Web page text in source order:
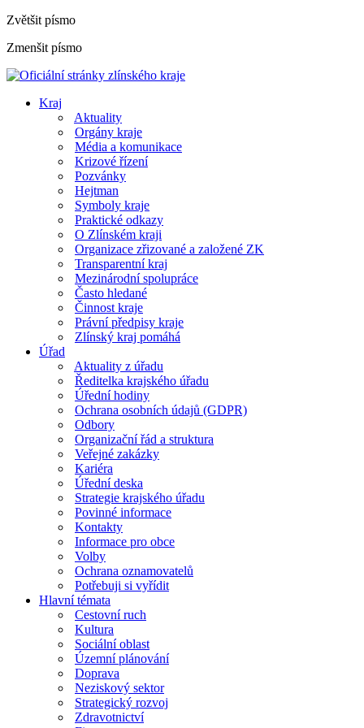
Zvětšit písmo
Zmenšit písmo
Kraj
Aktuality
Orgány kraje
Média a komunikace
Krizové řízení
Pozvánky
Hejtman
Symboly kraje
Praktické odkazy
O Zlínském kraji
Organizace zřizované a založené ZK
Transparentní kraj
Mezinárodní spolupráce
Často hledané
Činnost kraje
Právní předpisy kraje
Zlínský kraj pomáhá
Úřad
Aktuality z úřadu
Ředitelka krajského úřadu
Úřední hodiny
Ochrana osobních údajů (GDPR)
Odbory
Organizační řád a struktura
Veřejné zakázky
Kariéra
Úřední deska
Strategie krajského úřadu
Povinné informace
Kontakty
Informace pro obce
Volby
Ochrana oznamovatelů
Potřebuji si vyřídit
Hlavní témata
Cestovní ruch
Kultura
Sociální oblast
Územní plánování
Doprava
Neziskový sektor
Strategický rozvoj
Zdravotnictví